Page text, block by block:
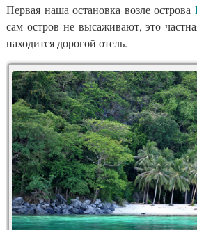
Первая наша остановка возле острова
сам остров не высаживают, это
находится дорогой отель.